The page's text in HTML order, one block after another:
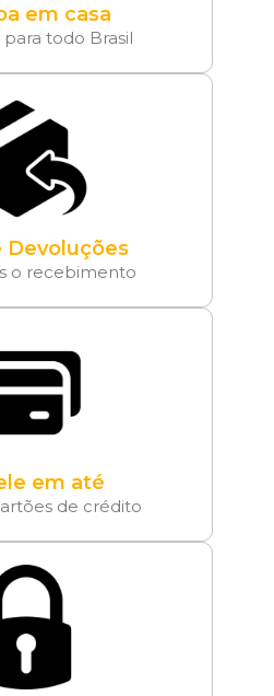
em casa
para todo Brasil
Devoluções
o recebimento
em até
de crédito